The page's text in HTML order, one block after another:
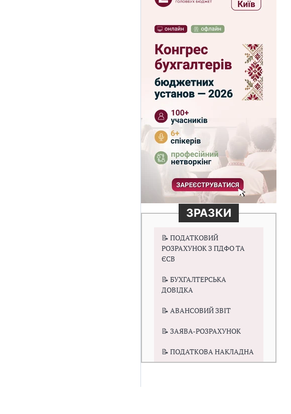
ЗРАЗКИ
📝 ПОДАТКОВИЙ
РОЗРАХУНОК З ПДФО ТА
ЄСВ
📝 БУХГАЛТЕРСЬКА
ДОВІДКА
📝 АВАНСОВИЙ ЗВІТ
📝 ЗАЯВА-РОЗРАХУНОК
📝 ПОДАТКОВА НАКЛАДНА